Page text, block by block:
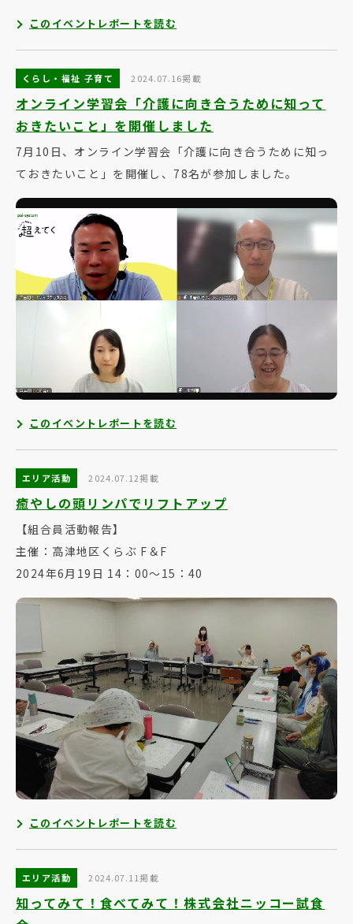
このイベントレポートを読む
くらし・福祉 子育て 2024.07.16掲載
オンライン学習会「介護に向き合うために知って
おきたいこと」を開催しました
7月10日、オンライン学習会「介護に向き合うために知っ
ておきたいこと」を開催し、78名が参加しました。
このイベントレポートを読む
エリア活動 2024.07.12掲載
癒やしの頭リンパでリフトアップ
【組合員活動報告】
主催：高津地区くらぶ F＆F
2024年6月19日 14：00～15：40
このイベントレポートを読む
エリア活動 2024.07.11掲載
知ってみて！食べてみて！株式会社ニッコー試食